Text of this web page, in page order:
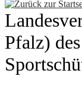
Pfalz)